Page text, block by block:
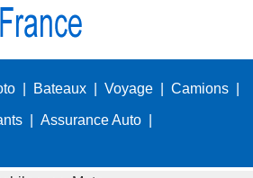
Bateaux Voyage Camions
Assurance Auto